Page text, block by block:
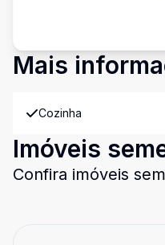
Mais
Cozinha
Imóveis
Confira imóveis